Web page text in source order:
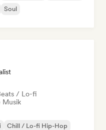
Soul
/ Lo-fi
Musik
Chill / Lo-fi Hip-Hop